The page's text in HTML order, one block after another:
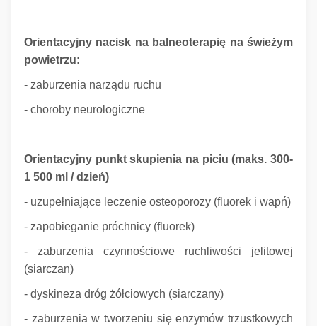
Orientacyjny nacisk na balneoterapię na świeżym
powietrzu:
- zaburzenia narządu ruchu
- choroby neurologiczne
Orientacyjny punkt skupienia na piciu (maks. 300-
1 500 ml / dzień)
- uzupełniające leczenie osteoporozy (fluorek i wapń)
- zapobieganie próchnicy (fluorek)
- zaburzenia czynnościowe ruchliwości jelitowej
(siarczan)
- dyskineza dróg żółciowych (siarczany)
- zaburzenia w tworzeniu się enzymów trzustkowych